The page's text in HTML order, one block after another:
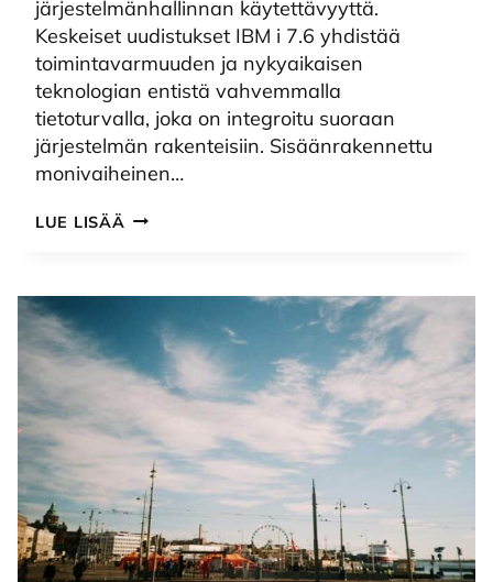
järjestelmänhallinnan käytettävyyttä.
Keskeiset uudistukset IBM i 7.6 yhdistää
toimintavarmuuden ja nykyaikaisen
teknologian entistä vahvemmalla
tietoturvalla, joka on integroitu suoraan
järjestelmän rakenteisiin. Sisäänrakennettu
monivaiheinen…
LUE LISÄÄ IBM
OMINAISUUDET